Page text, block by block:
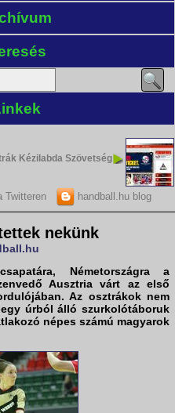
Kézilabda Szövetség
Twitteren handball.hu blog
nekünk
Németországra a
Ausztria várt az első
Az osztrákok nem
úrból álló szurkolótáboruk
népes számú magyarok